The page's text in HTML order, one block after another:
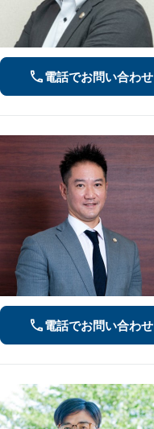
電話でお問い合わせ
電話でお問い合わせ